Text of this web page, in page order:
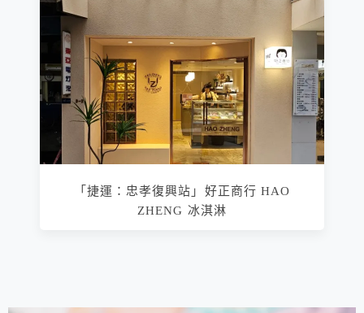
「捷運：忠孝復興站」好正商行 HAO
ZHENG 冰淇淋